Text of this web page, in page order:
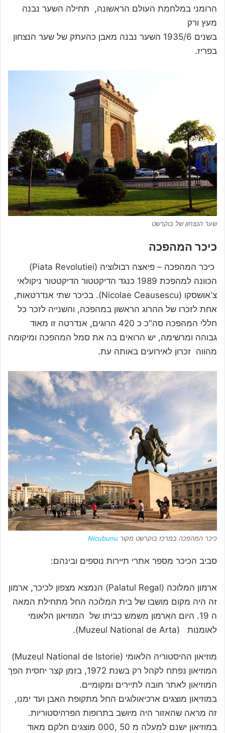
הרומני במלחמת העולם הראשונה, תחילה השער נבנה
מעץ ורק
בשנים 1935/6 השער נבנה מאבן כהעתק של שער הנצחון
בפריז.
שער הנצחון של בוקרשט
כיכר המהפכה
כיכר המהפכה – פיאצה רבולוציה (Piata Revolutiei)
הכוונה למהפכת 1989 כנגד הדיקטטור הדיקטטור ניקולאי
צ'אושסקו (Nicolae Ceausescu). בכיכר שתי אנדרטאות,
אחת לזכרו של ההרוג הראשון במהפכה, והשנייה לזכר כל
חללי המהפכה סה"כ כ 420 הרוגים, אנדרטה זו מאוד
גבוהה ומרשימה, יש הרואים בה את סמל המהפכה ומיקומה
מהווה זכרון לאירועים באותה עת.
כיכר המהפכה במרכז בוקרשט מקור Nicubunu
סביב הכיכר מספר אתרי תיירות נוספים ובינהם:
ארמון המלוכה (Palatul Regal) הנמצא מצפון לכיכר, ארמון
זה היה מקום מושבו של בית המלוכה החל מתחילת המאה
ה 19. היום הארמון משמש כביתו של המוזיאון הלאומי
לאומנות (Muzeul National de Arta).
מוזיאון ההיסטוריה הלאומי (Muzeul National de Istorie)
המוזיאון נפתח לקהל רק בשנת 1972, בזמן קצר יחסית הפך
המוזיאון לאתר חובה לתיירים ומקומיים.
במוזיאון מוצגים ארכיאולוגים החל מתקופת האבן ועד ימנו,
זה מראה שהאזור היה מיושב בתרופות הפרהיסטוריות.
במוזיאון ישנם למעלה מ 50 ,000 מוצגים חלקם מאוד